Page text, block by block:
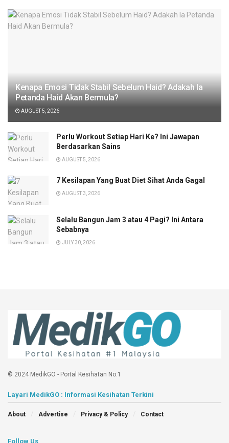
Kenapa Emosi Tidak Stabil Sebelum Haid? Adakah Ia
Petanda Haid Akan Bermula?
AUGUST 5, 2026
Perlu Workout Setiap Hari Ke? Ini Jawapan
Berdasarkan Sains
AUGUST 5, 2026
7 Kesilapan Yang Buat Diet Sihat Anda Gagal
AUGUST 3, 2026
Selalu Bangun Jam 3 atau 4 Pagi? Ini Antara
Sebabnya
JULY 30, 2026
© 2024 MedikGO - Portal Kesihatan No.1
Layari MedikGO : Informasi Kesihatan Terkini
About Advertise Privacy & Policy Contact
Follow Us